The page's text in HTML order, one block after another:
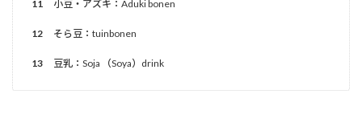
11 小豆・アズキ：Aduki bonen
12 そら豆：tuinbonen
13 豆乳：Soja （Soya）drink